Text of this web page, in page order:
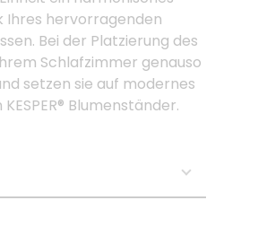
Ihres hervorragenden
Bei der Platzierung des
Schlafzimmer genauso
setzen sie auf modernes
Blumenständer.